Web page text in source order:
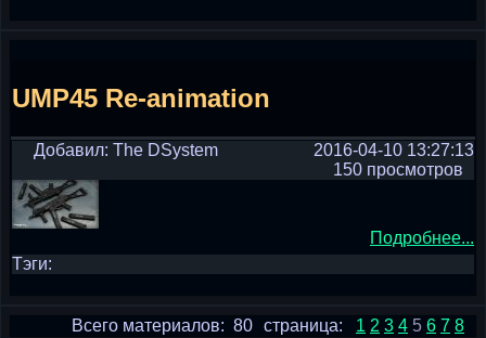
UMP45 Re-animation
Добавил: The DSystem
2016-04-10 13:27:13
150 просмотров
Подробнее...
Тэги:
страница: 1 2 3 4 5 6 7 8
Всего материалов: 80